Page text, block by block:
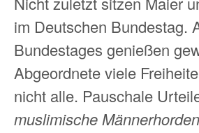
im Deutschen Bundestag.
Bundestages genießen
Abgeordnete viele
nicht alle. Pauschale
muslimische Männerhorden